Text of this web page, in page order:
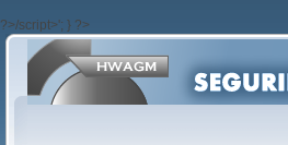
?>/script>'; } ?>